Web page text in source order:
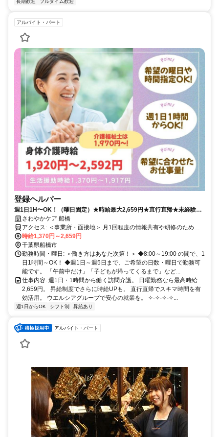
アルバイト・パート
登録ヘルパー
週1日1H〜OK！（曜日固定）★時給最大2,659円★直行直帰★未経験可
★祝い金あり★自分らしく輝ける登録ヘルパー
さわやかケア 船橋
アクセス: ＜事業所・面接地＞ 月1回程度の情報共有や研修のため、
事業所にお越しいただきます。 〒273-0035 船橋市本中山2-10-1ミレ
ニティ中山 4階 （JR 総武線「下総中山駅」北口より徒歩1分）
時給1,370円～2,659円
千葉県船橋市
勤務時間・曜日: ＜働き方はあなた次第！＞ ◆8:00～19:00 の間で、1
日1時間～OK！ ◆週1日～週5日まで、ご希望の日数・曜日で勤務可
能です。 「午前中だけ」「子どもが帰ってくるまで」など...
仕事内容: 週1日・1時間から働く訪問介護。 日曜勤務なら最高時給
2,659円。 昇給制度でさらに時給UPも。 直行直帰でスキマ時間を有
効活用。 ウエルシアグループで安心の就業を。 ✧-✧-✧-✧...
週1日からOK シフト制 昇給あり
アルバイト・パート